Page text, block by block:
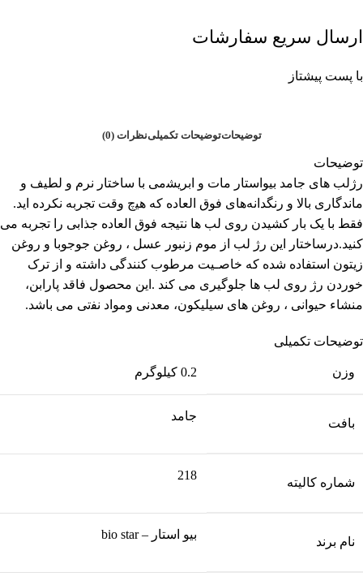
ارسال سریع سفارشات
با پست پیشتاز
توضیحاتتوضیحات تکمیلینظرات (0)
توضیحات
رژﻟﺐ ﻫﺎی ﺟﺎﻣﺪ ﺑﯿﻮاﺳﺘﺎر ﻣﺎت و اﺑﺮﯾﺸمی ﺑﺎ ﺳﺎﺧﺘﺎر ﻧﺮم و ﻟﻄﯿﻒ و
ﻣﺎﻧﺪگاری بالا و رنگدانهﻫﺎی ﻓﻮق اﻟﻌﺎده که ﻫﯿچ وﻗﺖ ﺗﺠﺮﺑﻪ نکرده اید.
ﻓﻘﻂ ﺑﺎ یک ﺑﺎر کشیدن روی ﻟﺐ ﻫﺎ ﻧﺘﯿﺠﻪ ﻓﻮق اﻟﻌﺎده ﺟﺬابی را تجربه می
کنید.درساختار این رژ لب از موم زﻧﺒﻮر ﻋﺴﻞ ، روﻏﻦ ﺟﻮﺟﻮﺑﺎ و روﻏﻦ
زﯾﺘﻮن اﺳﺘﻔﺎده ﺷﺪه که ﺧﺎﺻـﯿﺖ ﻣﺮﻃﻮب کنندگی داﺷﺘﻪ و از ﺗﺮک
ﺧﻮردن رژ روی ﻟﺐ ﻫﺎ ﺟﻠﻮگیری می کند .این محصول ﻓﺎﻗﺪ پارابن،
ﻣﻨﺸﺎء ﺣﻴﻮانی ، روﻏﻦ ﻫﺎی سیلیکون، ﻣﻌﺪنی وﻣﻮاد ﻧﻔتی می باشد.
توضیحات تکمیلی
وزن 0.2 کیلوگرم
بافت
جامد
شماره کالیته
218
نام برند
بیو استار – bio star